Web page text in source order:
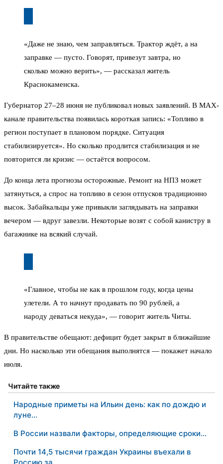
«Даже не знаю, чем заправляться. Трактор ждёт, а на
заправке — пусто. Говорят, привезут завтра, но
сколько можно верить», — рассказал житель
Краснокаменска.
Губернатор 27–28 июня не публиковал новых заявлений. В MAX-
канале правительства появилась короткая запись: «Топливо в
регион поступает в плановом порядке. Ситуация
стабилизируется». Но сколько продлится стабилизация и не
повторится ли кризис — остаётся вопросом.
До конца лета прогнозы осторожные. Ремонт на НПЗ может
затянуться, а спрос на топливо в сезон отпусков традиционно
высок. Забайкальцы уже привыкли заглядывать на заправки
вечером — вдруг завезли. Некоторые возят с собой канистру в
багажнике на всякий случай.
«Главное, чтобы не как в прошлом году, когда цены
улетели. А то начнут продавать по 90 рублей, а
народу деваться некуда», — говорит житель Читы.
В правительстве обещают: дефицит будет закрыт в ближайшие
дни. Но насколько эти обещания выполнятся — покажет начало
июля.
Читайте также
Народные приметы на Ильин день: как по дождю и
луне…
В России назвали факторы, определяющие сроки…
Почти 14,5 тысячи граждан Украины въехали в